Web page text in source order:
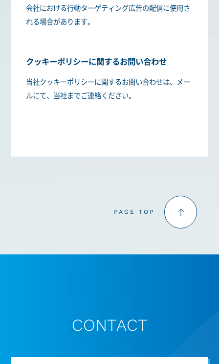
会社における行動ターゲティング広告の配信に使用さ
れる場合があります。
クッキーポリシーに関するお問い合わせ
当社クッキーポリシーに関するお問い合わせは、メー
ルにて、当社までご連絡ください。
PAGE TOP
CONTACT